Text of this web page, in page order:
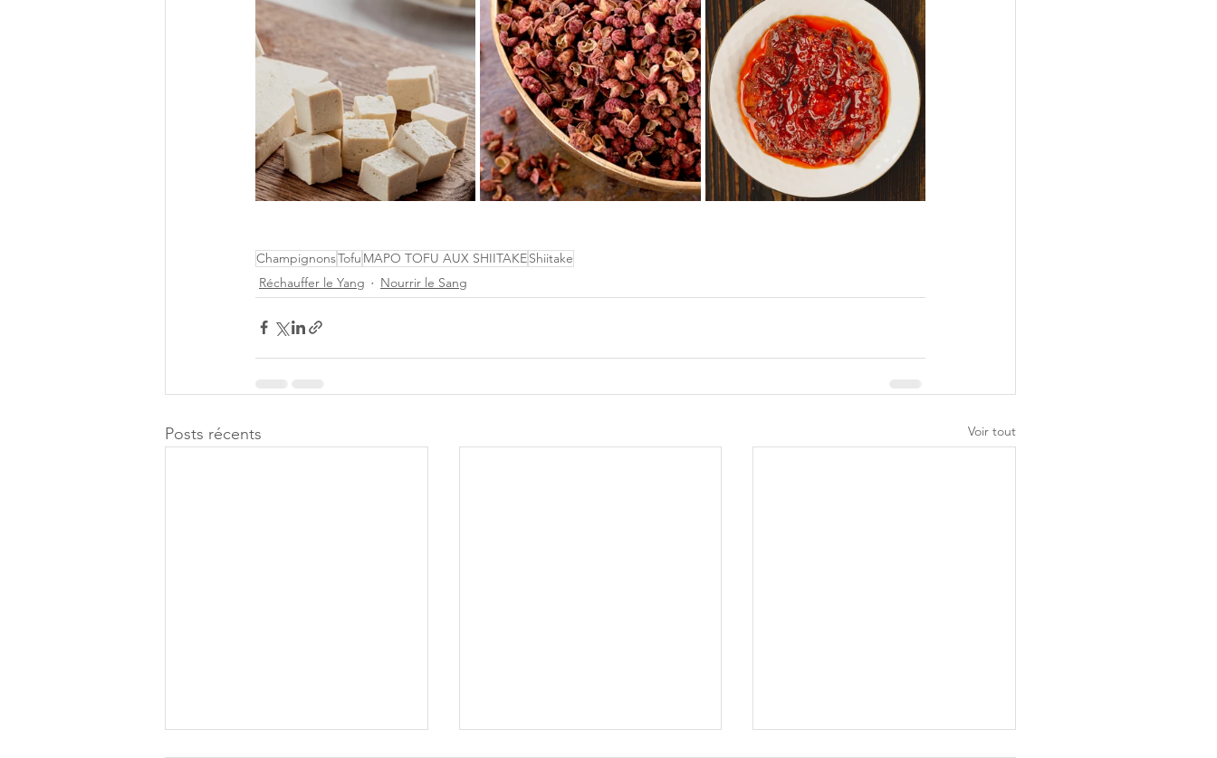
ChampignonsTofu MAPO TOFU AUX SHIITAKEShiitake
Réchauffer le Yang
Nourrir le Sang
Posts récents Voir tout